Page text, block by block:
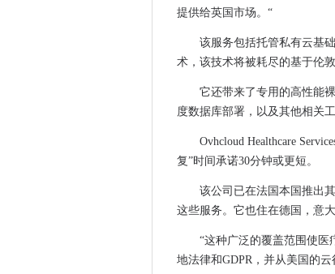
Comms Tech公司与提
Tupperware修复了黑
Mainone西非潜艇电缆
Dowden：AI和数据科
苏格兰警察推出有争议
伦敦科技创业公司为市
ICO规则为儿童奠定了数
专家为公务员发射数字
提供给英国市场。“
该服务包括托管私有云基
术，该技术将被耗尽的基于伦
它还带来了专用的高性能
度数据库部署，以及其他相关
Ovhcloud Healthcare
复”时间承诺30分钟或更短。
该公司已在法国本国推出
这些服务。它也住在德国，意大
“这种广泛的覆盖范围使医
地法律和GDPR，并从美国的